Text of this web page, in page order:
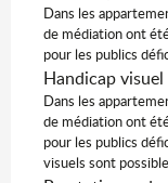
Dans les
de médiation ont
pour les publics
Handicap visuel
Dans les
de médiation ont
pour les publics
visuels sont